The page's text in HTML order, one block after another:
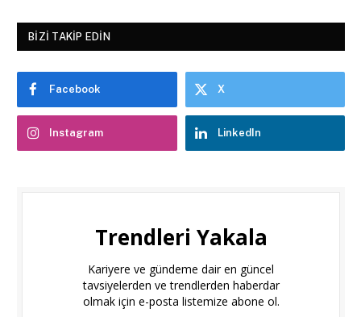
BIZI TAKIP EDIN
Facebook X
Instagram LinkedIn
Trendleri Yakala
Kariyere ve gündeme dair en güncel
tavsiyelerden ve trendlerden haberdar
olmak için e-posta listemize abone ol.